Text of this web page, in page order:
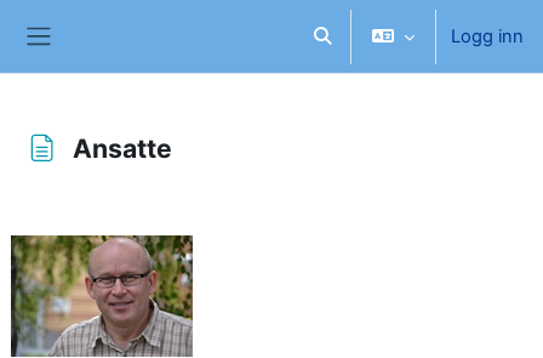
Veksle inndata for søk
Logg inn
Ansatte